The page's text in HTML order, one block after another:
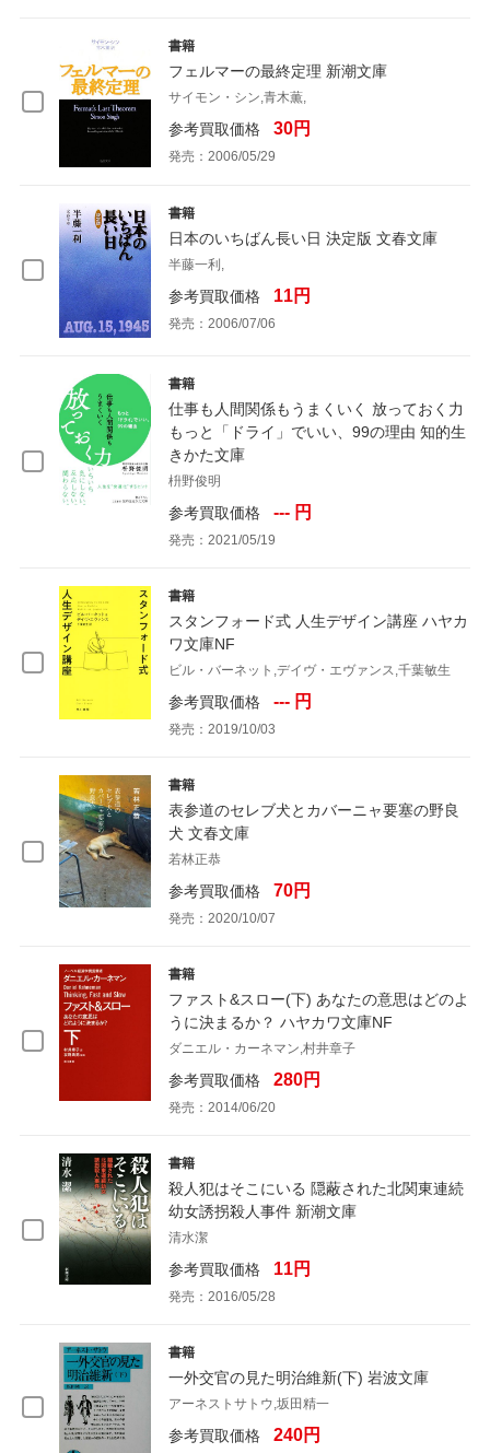
書籍
フェルマーの最終定理 新潮文庫
サイモン・シン,青木薫,
参考買取価格 30円
発売：2006/05/29
書籍
日本のいちばん長い日 決定版 文春文庫
半藤一利,
参考買取価格 11円
発売：2006/07/06
書籍
仕事も人間関係もうまくいく 放っておく力
もっと「ドライ」でいい、99の理由 知的生
きかた文庫
枡野俊明
参考買取価格 --- 円
発売：2021/05/19
書籍
スタンフォード式 人生デザイン講座 ハヤカ
ワ文庫NF
ビル・バーネット,デイヴ・エヴァンス,千葉敏生
参考買取価格 --- 円
発売：2019/10/03
書籍
表参道のセレブ犬とカバーニャ要塞の野良
犬 文春文庫
若林正恭
参考買取価格 70円
発売：2020/10/07
書籍
ファスト&スロー(下) あなたの意思はどのよ
うに決まるか？ ハヤカワ文庫NF
ダニエル・カーネマン,村井章子
参考買取価格 280円
発売：2014/06/20
書籍
殺人犯はそこにいる 隠蔽された北関東連続
幼女誘拐殺人事件 新潮文庫
清水潔
参考買取価格 11円
発売：2016/05/28
書籍
一外交官の見た明治維新(下) 岩波文庫
アーネストサトウ,坂田精一
参考買取価格 240円